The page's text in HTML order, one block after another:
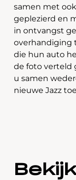
samen met
geplezierd en
in ontvangst
overhandiging
die hun auto
de foto verteld
u samen
nieuwe Jazz